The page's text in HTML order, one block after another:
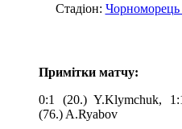
Стадіон: Чорноморець
Примітки матчу:
0:1 (20.) Y.Klymchuk,
(76.) A.Ryabov